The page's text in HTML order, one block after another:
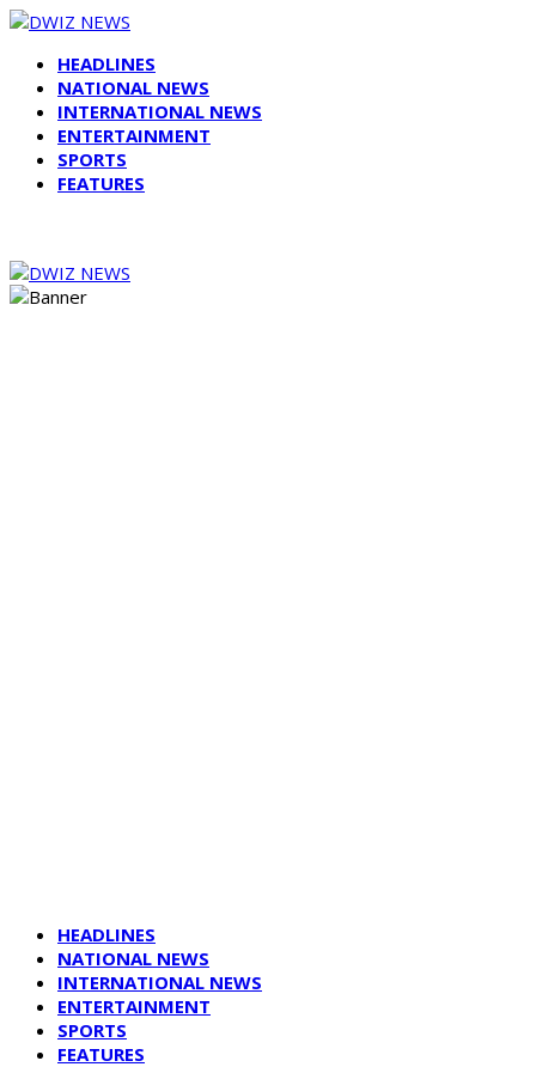
HEADLINES
NATIONAL NEWS
INTERNATIONAL NEWS
ENTERTAINMENT
SPORTS
FEATURES
HEADLINES
NATIONAL NEWS
INTERNATIONAL NEWS
ENTERTAINMENT
SPORTS
FEATURES